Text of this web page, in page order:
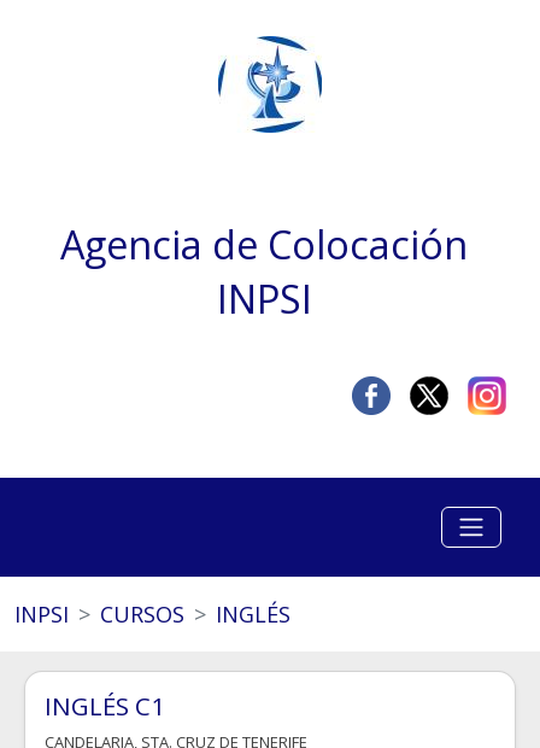
Agencia de Colocación
INPSI
INPSI CURSOS INGLÉS
INGLÉS C1
CANDELARIA, STA. CRUZ DE TENERIFE